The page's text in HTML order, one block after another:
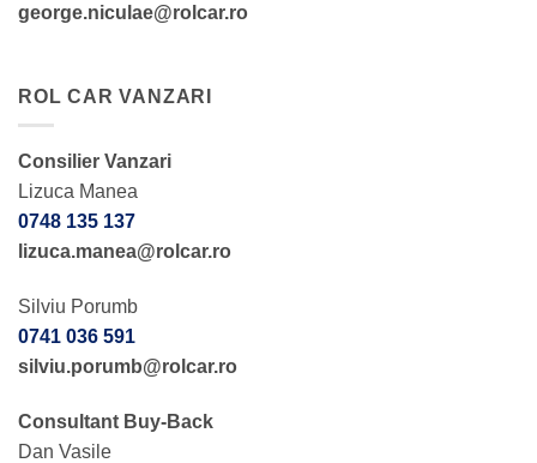
george.niculae@rolcar.ro
ROL CAR VANZARI
Consilier Vanzari
Lizuca Manea
0748 135 137
lizuca.manea@rolcar.ro
Silviu Porumb
0741 036 591
silviu.porumb@rolcar.ro
Consultant Buy-Back
Dan Vasile